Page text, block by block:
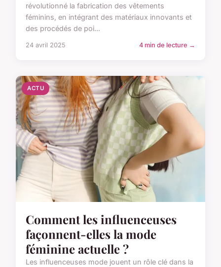
révolutionné la fabrication des vêtements
féminins, en intégrant des matériaux innovants et
des procédés de poi...
24 avril 2025 4 min de lecture →
ACTU
Comment les influenceuses
façonnent-elles la mode
féminine actuelle ?
Les influenceuses mode jouent un rôle clé dans la